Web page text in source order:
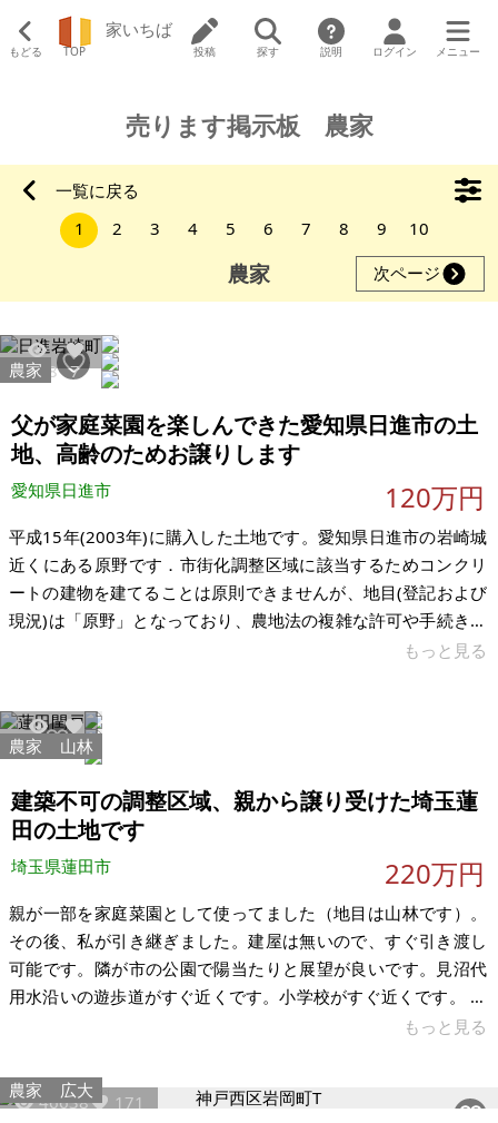
もどる TOP
家いちば
投稿 探す 説明 ログイン メニュー
売ります掲示板 農家
一覧に戻る
1
2 3 4 5 6 7 8 9 10
農家 次ページ
1088 7
農家
父が家庭菜園を楽しんできた愛知県日進市の土
地、高齢のためお譲りします
愛知県日進市 120万円
平成15年(2003年)に購入した土地です。愛知県日進市の岩崎城
近くにある原野です．市街化調整区域に該当するためコンクリ
ートの建物を建てることは原則できませんが、地目(登記および
現況)は「原野」となっており、農地法の複雑な許可や手続きは
一切不要です．周りの人たちは家庭菜園や資材置き場として利
（現況のままでのお引き渡しを希望、それ込みで金額相談に応
じます。）引き渡しはいつでも可能です。 丘の上なので，舗装
路ですが入口付近が急斜面になっています。また、すぐ隣が竹
林になっているため、
もっと見る
1102733
農家 山林
建築不可の調整区域、親から譲り受けた埼玉蓮
田の土地です
埼玉県蓮田市 220万円
親が一部を家庭菜園として使ってました（地目は山林です）。
その後、私が引き継ぎました。建屋は無いので、すぐ引き渡し
可能です。隣が市の公園で陽当たりと展望が良いです。見沼代
用水沿いの遊歩道がすぐ近くです。小学校がすぐ近くです。 市
役所の農業委員会事務局に問合せた処、農地法上の農地には該
あり、電気は近くまできています。 【物件概要】※土地のみ 場
所：埼玉県蓮田市大字閏戸 土地：179㎡（地目は山林、周辺の
もっと見る
46638 171
農家 広大